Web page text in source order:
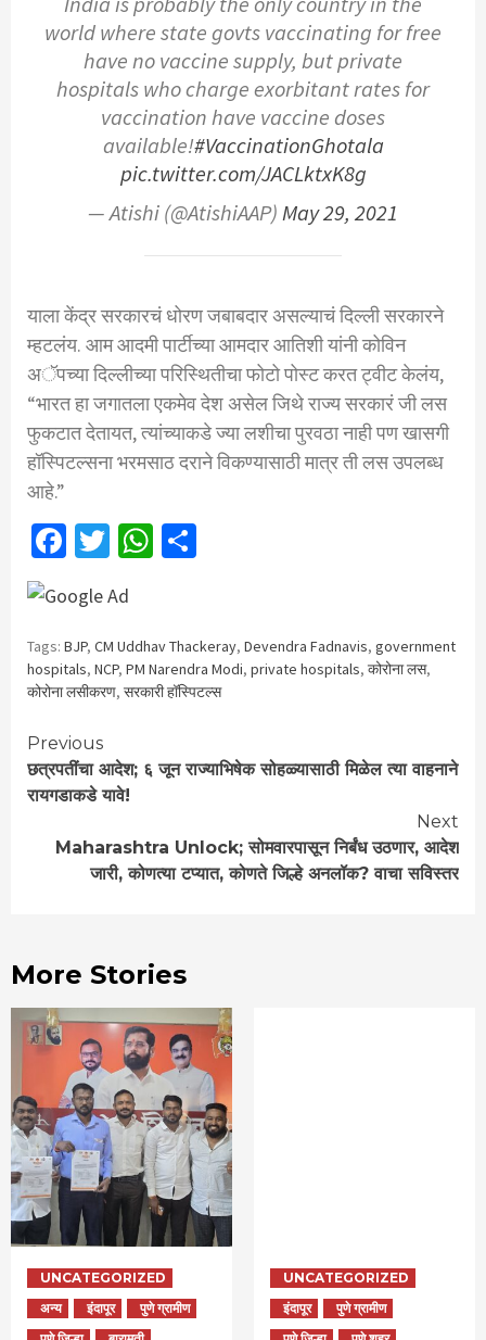
world where state govts vaccinating for free
have no vaccine supply, but private
hospitals who charge exorbitant rates for
vaccination have vaccine doses
available!#VaccinationGhotala
pic.twitter.com/JACLktxK8g
— Atishi (@AtishiAAP)May 29, 2021
याला केंद्र सरकारचं धोरण जबाबदार असल्याचं दिल्ली सरकारने
म्हटलंय. आम आदमी पार्टीच्या आमदार आतिशी यांनी कोविन
अॅपच्या दिल्लीच्या परिस्थितीचा फोटो पोस्ट करत ट्वीट केलंय,
“भारत हा जगातला एकमेव देश असेल जिथे राज्य सरकारं जी लस
फुकटात देतायत, त्यांच्याकडे ज्या लशीचा पुरवठा नाही पण खासगी
हॉस्पिटल्सना भरमसाठ दराने विकण्यासाठी मात्र ती लस उपलब्ध
आहे.”
Facebook
TwitterWhatsApp
Tags: BJP, CM Uddhav Thackeray, Devendra Fadnavis, government
hospitals, NCP, PM Narendra Modi, private hospitals, कोरोना लस,
कोरोना लसीकरण, सरकारी हॉस्पिटल्स
Continue
Reading
Previous
छत्रपतींचा आदेश; ६ जून राज्याभिषेक सोहळ्यासाठी मिळेल त्या वाहनाने
रायगडाकडे यावे!
Next
Maharashtra Unlock; सोमवारपासून निर्बंध उठणार, आदेश
जारी, कोणत्या टप्यात, कोणते जिल्हे अनलॉक? वाचा सविस्तर
More Stories
UNCATEGORIZED
अन्य
इंदापूर
पुणे ग्रामीण
UNCATEGORIZED
इंदापूर
पुणे ग्रामीण